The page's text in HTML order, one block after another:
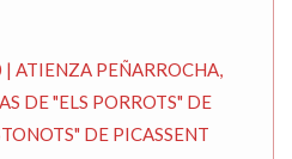
ATIENZA PEÑARROCHA,
DE "ELS PORROTS" DE
DE PICASSENT